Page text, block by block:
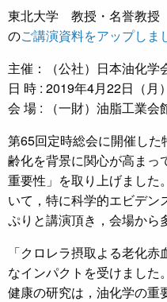
東北大学 教授・名誉教
のご講演資料をアップしま
主催：（公社）日本油化学
日 時 : 2019年4月22日（
会 場 : （一財）油脂工業
第65回定時総会に開催し
齢化を背景に関心が高まっ
重要性」を取り上げました
いて，特に科学的エビデン
ぷりと講演頂き，会場から
「クロレラ摂取よる老化
なインパクトを受けました
健康の研究は，油化学の重